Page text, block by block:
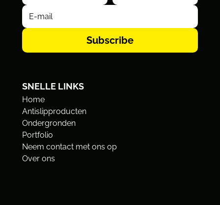
Subscribe
SNELLE LINKS
Home
Antislipproducten
Ondergronden
Portfolio
Neem contact met ons op
Over ons